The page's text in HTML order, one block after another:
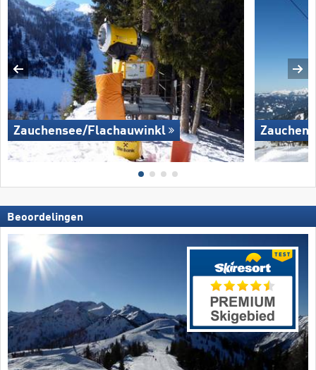
Zauchensee/​Flachauwinkl
Beoordelingen